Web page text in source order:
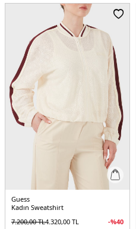
Detay :-Ribanalı etek ucu ve manşetler
Çin
5DE2O5RQ01KCO31JBLK.07
Guess
Kadın Sweatshirt
7.200,00TL4.320,00 TL -%40